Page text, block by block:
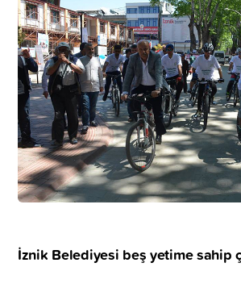
İznik Belediyesi beş yetime sahip